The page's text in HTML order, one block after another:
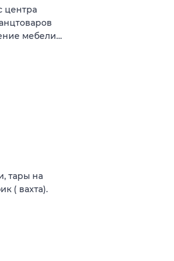
центра
мебели…
тары на
( вахта).